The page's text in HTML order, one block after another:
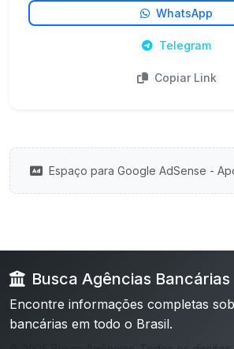
WhatsApp
Telegram
Copiar Link
Espaço para Google AdSense -
Busca Agências Bancárias
Encontre informações completas
bancárias em todo o Brasil.